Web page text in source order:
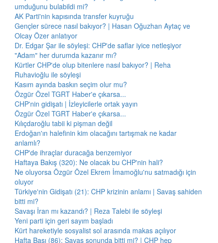
umduğunu bulabildi mi?
AK Parti'nin kapısında transfer kuyruğu
Gençler sürece nasıl bakıyor? | Hasan Oğuzhan Aytaç ve
Olcay Özer anlatıyor
Dr. Edgar Şar ile söyleşi: CHP'de saflar iyice netleşiyor
"Adam" her durumda kazanır mı?
Kürtler CHP'de olup bitenlere nasıl bakıyor? | Reha
Ruhavioğlu ile söyleşi
Kasım ayında baskın seçim olur mu?
Özgür Özel TGRT Haber'e çıkarsa...
CHP'nin gidişatı | İzleyicilerle ortak yayın
Özgür Özel TGRT Haber'e çıkarsa...
Kılıçdaroğlu tabii ki pişman değil
Erdoğan'ın halefinin kim olacağını tartışmak ne kadar
anlamlı?
CHP'de ihraçlar duracağa benzemiyor
Haftaya Bakış (320): Ne olacak bu CHP'nin hali?
Ne oluyorsa Özgür Özel Ekrem İmamoğlu'nu satmadığı için
oluyor
Türkiye'nin Gidişatı (21): CHP krizinin anlamı | Savaş sahiden
bitti mi?
Savaşı İran mı kazandı? | Reza Talebi ile söyleşi
Yeni parti için geri sayım başladı
Kürt hareketiyle sosyalist sol arasında makas açılıyor
Hafta Başı (86): Savaş sonunda bitti mi? | CHP hep